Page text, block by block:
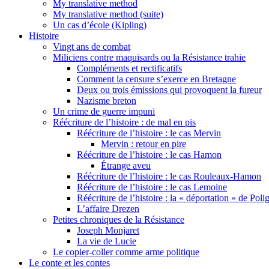
My translative method
My translative method (suite)
Un cas d’école (Kipling)
Histoire
Vingt ans de combat
Miliciens contre maquisards ou la Résistance trahie
Compléments et rectificatifs
Comment la censure s’exerce en Bretagne
Deux ou trois émissions qui provoquent la fureur
Nazisme breton
Un crime de guerre impuni
Réécriture de l’histoire : de mal en pis
Réécriture de l’histoire : le cas Mervin
Mervin : retour en pire
Réécriture de l’histoire : le cas Hamon
Étrange aveu
Réécriture de l’histoire : le cas Rouleaux-Hamon
Réécriture de l’histoire : le cas Lemoine
Réécriture de l’histoire : la « déportation » de
L’affaire Drezen
Petites chroniques de la Résistance
Joseph Monjaret
La vie de Lucie
Le copier-coller comme arme politique
Le conte et les contes